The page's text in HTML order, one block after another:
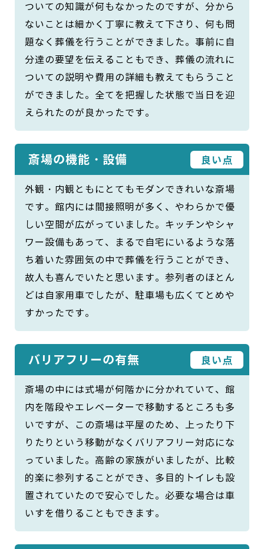
ついての知識が何もなかったのですが、分から
ないことは細かく丁寧に教えて下さり、何も問
題なく葬儀を行うことができました。事前に自
分達の要望を伝えることもでき、葬儀の流れに
ついての説明や費用の詳細も教えてもらうこと
ができました。全てを把握した状態で当日を迎
えられたのが良かったです。
斎場の機能・設備 良い点
外観・内観ともにとてもモダンできれいな斎場
です。館内には間接照明が多く、やわらかで優
しい空間が広がっていました。キッチンやシャ
ワー設備もあって、まるで自宅にいるような落
ち着いた雰囲気の中で葬儀を行うことができ、
故人も喜んでいたと思います。参列者のほとん
どは自家用車でしたが、駐車場も広くてとめや
すかったです。
バリアフリーの有無 良い点
斎場の中には式場が何階かに分かれていて、館
内を階段やエレベーターで移動するところも多
いですが、この斎場は平屋のため、上ったり下
りたりという移動がなくバリアフリー対応にな
っていました。高齢の家族がいましたが、比較
的楽に参列することができ、多目的トイレも設
置されていたので安心でした。必要な場合は車
いすを借りることもできます。